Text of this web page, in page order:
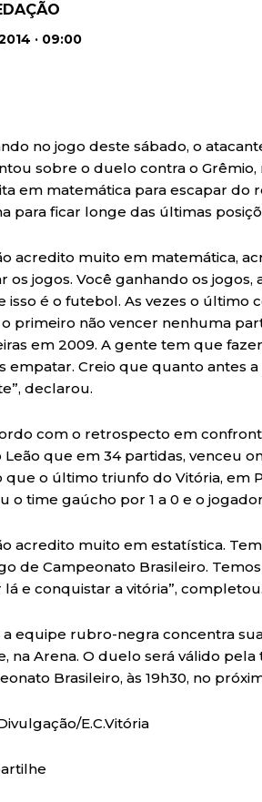
· 09:00
no jogo deste sábado, o
sobre o duelo contra o Grêmio,
em matemática para escapar do
para ficar longe das últimas
acredito muito em matemática,
os jogos. Você ganhando os
isso é o futebol. As vezes o último
primeiro não vencer nenhuma
em 2009. A gente tem que
empatar. Creio que quanto antes
declarou.
com o retrospecto em
Leão que em 34 partidas, venceu
que o último triunfo do Vitória, em
o time gaúcho por 1 a 0 e o
acredito muito em estatística.
de Campeonato Brasileiro.
lá e conquistar a vitória”, completou.
a equipe rubro-negra concentra
na Arena. O duelo será válido
Brasileiro, às 19h30, no
E.C.Vitória